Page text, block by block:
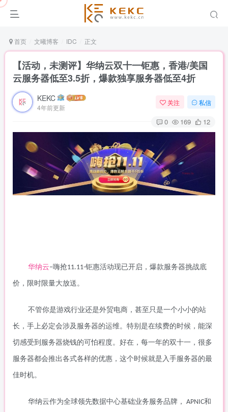
首页 文曦博客 IDC 正文
【活动，未测评】华纳云双十一钜惠，香港/美国
云服务器低至3.5折，爆款独享服务器低至4折
KEKC
4年前更新
关注 私信
0 169 12
华纳云–嗨抢11.11-钜惠活动现已开启，爆款服务器挑战底
价，限时限量大放送。
不管你是游戏行业还是外贸电商，甚至只是一个小小的站
长，手上必定会涉及服务器的运维。特别是在续费的时候，能深
切感受到服务器烧钱的可怕程度。好在，每一年的双十一，很多
服务器都会推出各式各样的优惠，这个时候就是入手服务器的最
佳时机。
华纳云作为全球领先数据中心基础业务服务品牌， APNIC和